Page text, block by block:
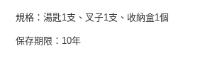
規格：湯匙1支、叉子1支、收納盒1個
保存期限：10年